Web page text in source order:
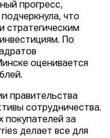
прогресс,
что
стратегическим
По
оценивается
правительства
сотрудничества.
покупателей за
делает все для